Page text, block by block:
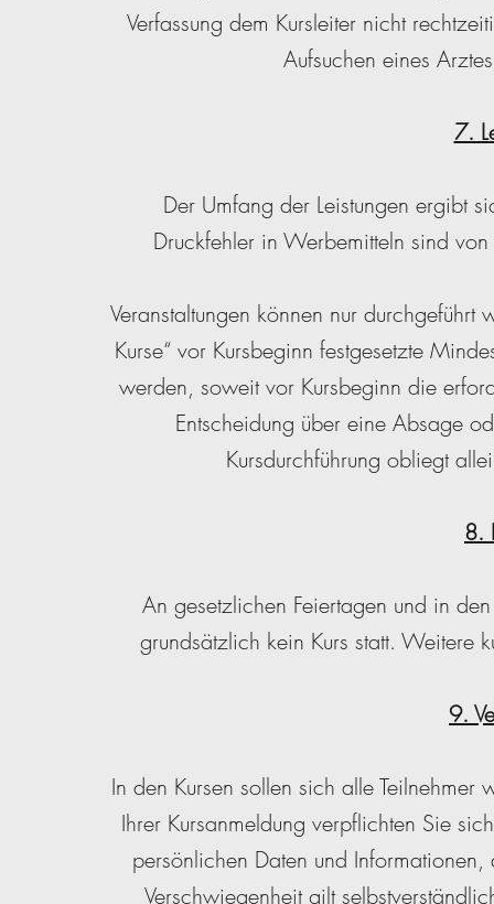
Verfassung dem Kursleiter nicht
Aufsuchen eines
7.
Der Umfang der Leistungen ergibt
Druckfehler in Werbemitteln sind
Veranstaltungen können nur
Kurse“ vor Kursbeginn festgesetzte
werden, soweit vor Kursbeginn die
Entscheidung über eine Absage
Kursdurchführung obliegt
8.
An gesetzlichen Feiertagen und in
grundsätzlich kein Kurs statt. Weitere
9.
In den Kursen sollen sich alle
Ihrer Kursanmeldung verpflichten Sie
persönlichen Daten und
Verschwiegenheit gilt